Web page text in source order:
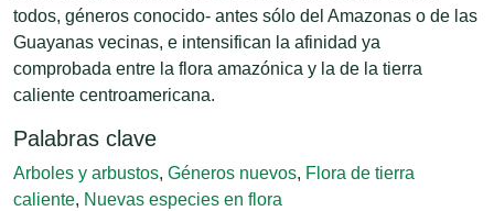
todos, géneros conocido- antes sólo del Amazonas o de las
Guayanas vecinas, e intensifican la afinidad ya
comprobada entre la flora amazónica y la de la tierra
caliente centroamericana.
Palabras clave
Arboles y arbustos, Géneros nuevos, Flora de tierra
caliente, Nuevas especies en flora